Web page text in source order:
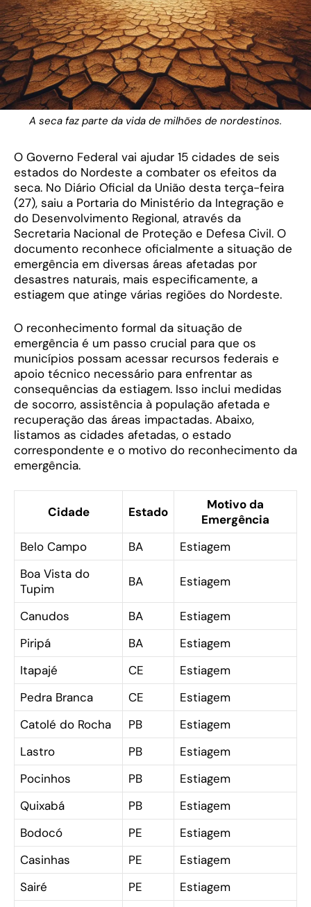
A seca faz parte da vida de milhões de nordestinos.
O Governo Federal vai ajudar 15 cidades de seis
estados do Nordeste a combater os efeitos da
seca. No Diário Oficial da União desta terça-feira
(27), saiu a Portaria do Ministério da Integração e
do Desenvolvimento Regional, através da
Secretaria Nacional de Proteção e Defesa Civil. O
documento reconhece oficialmente a situação de
emergência em diversas áreas afetadas por
desastres naturais, mais especificamente, a
estiagem que atinge várias regiões do Nordeste.
O reconhecimento formal da situação de
emergência é um passo crucial para que os
municípios possam acessar recursos federais e
apoio técnico necessário para enfrentar as
consequências da estiagem. Isso inclui medidas
de socorro, assistência à população afetada e
recuperação das áreas impactadas. Abaixo,
listamos as cidades afetadas, o estado
correspondente e o motivo do reconhecimento da
emergência.
Cidade Estado
Motivo da
Emergência
Belo Campo
BA
Estiagem
Boa Vista do
Tupim
BA Estiagem
Canudos BA
Estiagem
Piripá
BA
Estiagem
Itapajé
CE
Estiagem
Pedra Branca
CE
Estiagem
Catolé do Rocha
PB
Estiagem
Lastro
PB
Estiagem
Pocinhos
PB
Estiagem
Quixabá
PB
Estiagem
Bodocó
PE
Estiagem
Casinhas
PE
Estiagem
Sairé
PE
Estiagem